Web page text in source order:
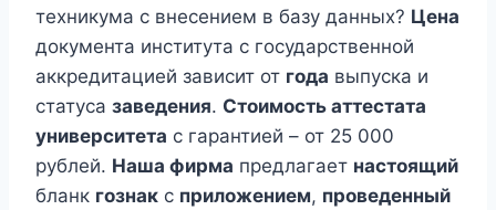
техникума с внесением в базу данных? Цена
документа института с государственной
аккредитацией зависит от года выпуска и
статуса заведения. Стоимость аттестата
университета с гарантией – от 25 000
рублей. Наша фирма предлагает настоящий
бланк гознак с приложением, проведенный